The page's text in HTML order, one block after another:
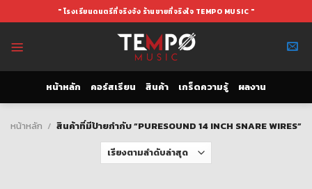
to
" โรงเรียนดนตรีที่จริงจัง ร้านขายที่จริงใจ TEMPO MUSIC "
หน้าหลัก คอร์สเรียน สินค้า เกร็ดความรู้ ผลงาน
หน้าหลัก / สินค้าที่มีป้ายกำกับ “PURESOUND 14 INCH SNARE WIRES”